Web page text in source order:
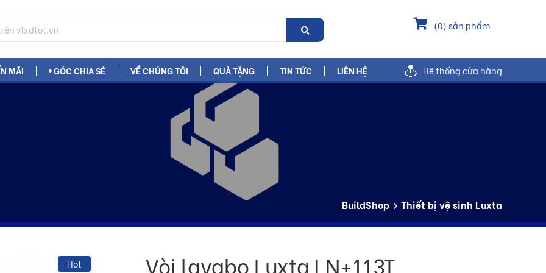
(0) sản phẩm
MÃI GÓC CHIA SẺ VỀ CHÚNG TÔI QUÀ TẶNG TIN TỨC LIÊN HỆ Hệ thống cửa hàng
BuildShop Thiết bị vệ sinh Luxta
Hot Vòi lavabo Luxta LN+113T